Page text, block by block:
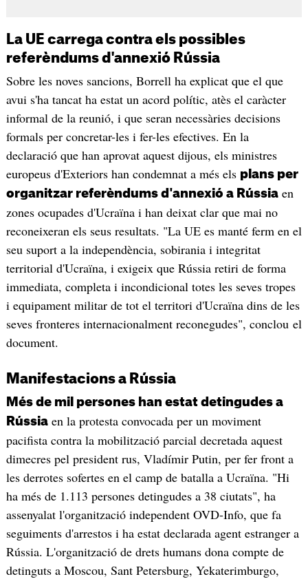
La UE carrega contra els possibles
referèndums d'annexió Rússia
Sobre les noves sancions, Borrell ha explicat que el que
avui s'ha tancat ha estat un acord polític, atès el caràcter
informal de la reunió, i que seran necessàries decisions
formals per concretar-les i fer-les efectives. En la
declaració que han aprovat aquest dijous, els ministres
europeus d'Exteriors han condemnat a més els plans per
organitzar referèndums d'annexió a Rússiaen
zones ocupades d'Ucraïna i han deixat clar que mai no
reconeixeran els seus resultats. "La UE es manté ferm en el
seu suport a la independència, sobirania i integritat
territorial d'Ucraïna, i exigeix que Rússia retiri de forma
immediata, completa i incondicional totes les seves tropes
i equipament militar de tot el territori d'Ucraïna dins de les
seves fronteres internacionalment reconegudes", conclou el
document.
Manifestacions a Rússia
Més de mil persones han estat detingudes a
Rússiaen la protesta convocada per un moviment
pacifista contra la mobilització parcial decretada aquest
dimecres pel president rus, Vladímir Putin, per fer front a
les derrotes sofertes en el camp de batalla a Ucraïna. "Hi
ha més de 1.113 persones detingudes a 38 ciutats", ha
assenyalat l'organització independent OVD-Info, que fa
seguiments d'arrestos i ha estat declarada agent estranger a
Rússia. L'organització de drets humans dona compte de
detinguts a Moscou, Sant Petersburg, Yekaterimburgo,